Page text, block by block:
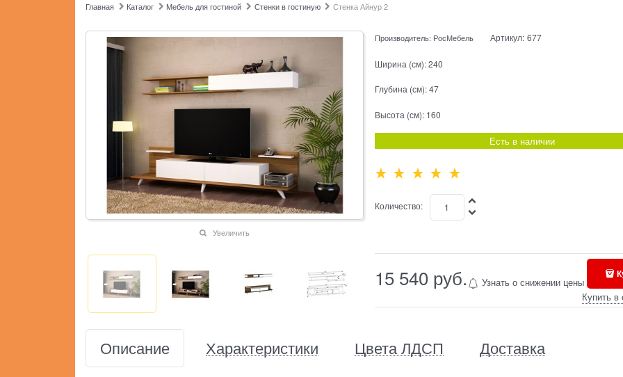
Главная Каталог Мебель для гостиной Стенки в гостиную Стенка Айнур 2
Увеличить
Производитель: РосМебель Артикул: 677
Ширина (см):240
Глубина (см):47
Высота (см): 160
Есть в наличии
Количество:
15 540 руб. Узнать о снижении цены
Купить в
Описание Характеристики Цвета ЛДСП Доставка